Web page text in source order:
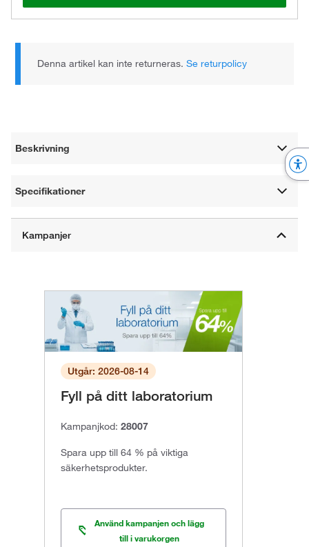
Denna artikel kan inte returneras.Se returpolicy
Beskrivning
Specifikationer
Utgår: 2026-08-14
Fyll på ditt laboratorium
Kampanjkod: 28007
Spara upp till 64 % på viktiga
säkerhetsprodukter.
Använd kampanjen och lägg
till i varukorgen